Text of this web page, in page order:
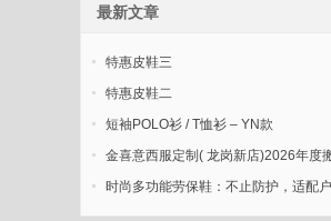
最新文章
特惠皮鞋三
特惠皮鞋二
短袖POLO衫 / T恤衫 – YN款
金喜意西服定制( 龙岗新店)2026年度
迁新开业
时尚多功能劳保鞋：不止防护，适配